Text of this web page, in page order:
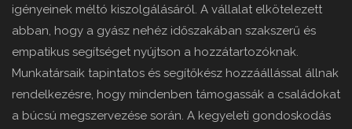
igényeinek méltó kiszolgálásáról. A vállalat elkötelezett
abban, hogy a gyász nehéz időszakában szakszerű és
empatikus segítséget nyújtson a hozzátartozóknak.
Munkatársaik tapintatos és segítőkész hozzáállással állnak
rendelkezésre, hogy mindenben támogassák a családokat
a búcsú megszervezése során. A kegyeleti gondoskodás